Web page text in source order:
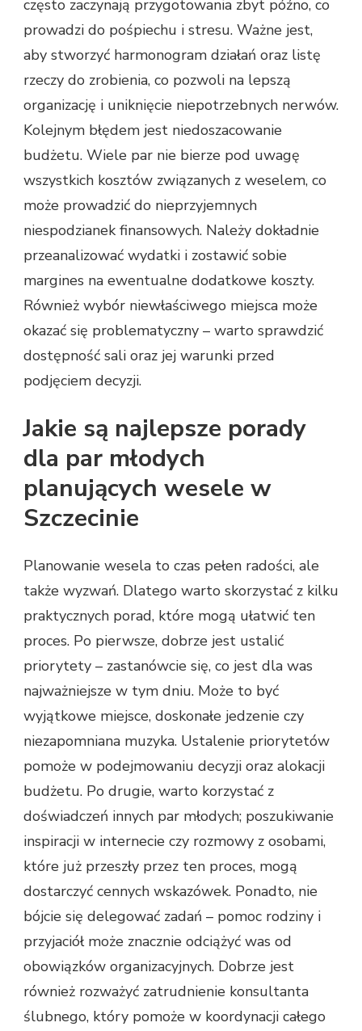
często zaczynają przygotowania zbyt późno, co
prowadzi do pośpiechu i stresu. Ważne jest,
aby stworzyć harmonogram działań oraz listę
rzeczy do zrobienia, co pozwoli na lepszą
organizację i uniknięcie niepotrzebnych nerwów.
Kolejnym błędem jest niedoszacowanie
budżetu. Wiele par nie bierze pod uwagę
wszystkich kosztów związanych z weselem, co
może prowadzić do nieprzyjemnych
niespodzianek finansowych. Należy dokładnie
przeanalizować wydatki i zostawić sobie
margines na ewentualne dodatkowe koszty.
Również wybór niewłaściwego miejsca może
okazać się problematyczny – warto sprawdzić
dostępność sali oraz jej warunki przed
podjęciem decyzji.
Jakie są najlepsze porady
dla par młodych
planujących wesele w
Szczecinie
Planowanie wesela to czas pełen radości, ale
także wyzwań. Dlatego warto skorzystać z kilku
praktycznych porad, które mogą ułatwić ten
proces. Po pierwsze, dobrze jest ustalić
priorytety – zastanówcie się, co jest dla was
najważniejsze w tym dniu. Może to być
wyjątkowe miejsce, doskonałe jedzenie czy
niezapomniana muzyka. Ustalenie priorytetów
pomoże w podejmowaniu decyzji oraz alokacji
budżetu. Po drugie, warto korzystać z
doświadczeń innych par młodych; poszukiwanie
inspiracji w internecie czy rozmowy z osobami,
które już przeszły przez ten proces, mogą
dostarczyć cennych wskazówek. Ponadto, nie
bójcie się delegować zadań – pomoc rodziny i
przyjaciół może znacznie odciążyć was od
obowiązków organizacyjnych. Dobrze jest
również rozważyć zatrudnienie konsultanta
ślubnego, który pomoże w koordynacji całego